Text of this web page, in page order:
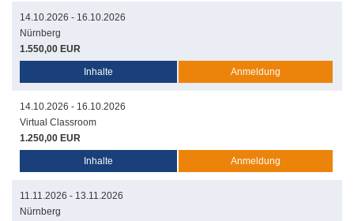
14.10.2026 - 16.10.2026
Nürnberg
1.550,00 EUR
Inhalte Anmeldung
14.10.2026 - 16.10.2026
Virtual Classroom
1.250,00 EUR
Inhalte Anmeldung
11.11.2026 - 13.11.2026
Nürnberg